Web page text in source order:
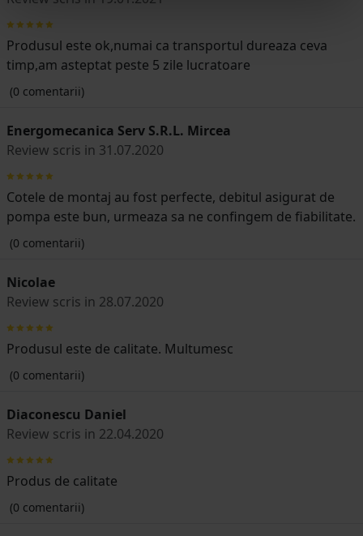
Produsul este ok,numai ca transportul dureaza ceva
timp,am asteptat peste 5 zile lucratoare
(0 comentarii)
Energomecanica Serv S.R.L. Mircea
Review scris in 31.07.2020
Cotele de montaj au fost perfecte, debitul asigurat de
pompa este bun, urmeaza sa ne confingem de fiabilitate.
(0 comentarii)
Nicolae
Review scris in 28.07.2020
Produsul este de calitate. Multumesc
(0 comentarii)
Diaconescu Daniel
Review scris in 22.04.2020
Produs de calitate
(0 comentarii)